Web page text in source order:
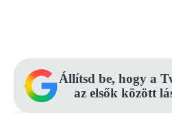
Állítsd be, hogy a
az elsők között